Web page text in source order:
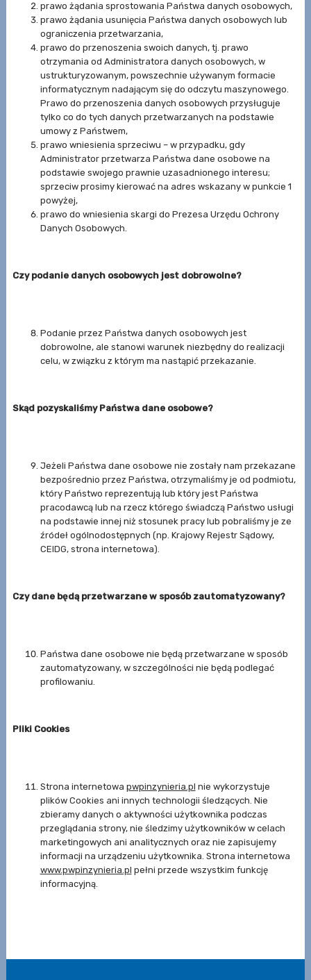
prawo żądania sprostowania Państwa danych osobowych,
prawo żądania usunięcia Państwa danych osobowych lub
ograniczenia przetwarzania,
prawo do przenoszenia swoich danych, tj. prawo
otrzymania od Administratora danych osobowych, w
ustrukturyzowanym, powszechnie używanym formacie
informatycznym nadającym się do odczytu maszynowego.
Prawo do przenoszenia danych osobowych przysługuje
tylko co do tych danych przetwarzanych na podstawie
umowy z Państwem,
prawo wniesienia sprzeciwu – w przypadku, gdy
Administrator przetwarza Państwa dane osobowe na
podstawie swojego prawnie uzasadnionego interesu;
sprzeciw prosimy kierować na adres wskazany w punkcie 1
powyżej,
prawo do wniesienia skargi do Prezesa Urzędu Ochrony
Danych Osobowych.
Czy podanie danych osobowych jest dobrowolne?
Podanie przez Państwa danych osobowych jest
dobrowolne, ale stanowi warunek niezbędny do realizacji
celu, w związku z którym ma nastąpić przekazanie.
Skąd pozyskaliśmy Państwa dane osobowe?
Jeżeli Państwa dane osobowe nie zostały nam przekazane
bezpośrednio przez Państwa, otrzymaliśmy je od podmiotu,
który Państwo reprezentują lub który jest Państwa
pracodawcą lub na rzecz którego świadczą Państwo usługi
na podstawie innej niż stosunek pracy lub pobraliśmy je ze
źródeł ogólnodostępnych (np. Krajowy Rejestr Sądowy,
CEIDG, strona internetowa).
Czy dane będą przetwarzane w sposób zautomatyzowany?
Państwa dane osobowe nie będą przetwarzane w sposób
zautomatyzowany, w szczególności nie będą podlegać
profilowaniu.
Pliki Cookies
Strona internetowa pwpinzynieria.pl nie wykorzystuje
plików Cookies ani innych technologii śledzących. Nie
zbieramy danych o aktywności użytkownika podczas
przeglądania strony, nie śledzimy użytkowników w celach
marketingowych ani analitycznych oraz nie zapisujemy
informacji na urządzeniu użytkownika. Strona internetowa
www.pwpinzynieria.pl pełni przede wszystkim funkcję
informacyjną.